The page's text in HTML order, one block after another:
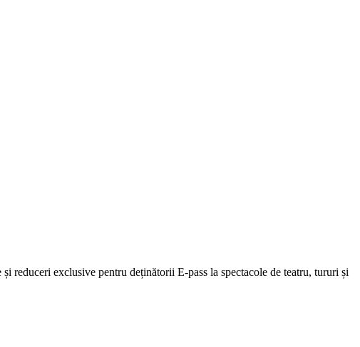
reduceri exclusive pentru deținătorii E-pass la spectacole de teatru, tururi și